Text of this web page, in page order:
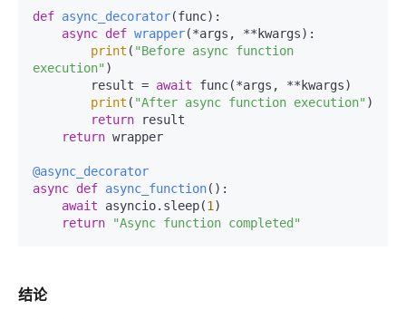
def async_decorator(func):
async def wrapper(*args, **kwargs):
print ( "Before async function
execution" )
        result =
await func(*args, **kwargs)
print ( "After async function execution" )
return result
return wrapper
@async_decorator
async def async_function():
await asyncio.sleep(1 )
return
"Async function completed"
结论